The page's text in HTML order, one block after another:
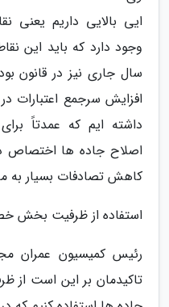
ایی بالایی داریم یعنی
وجود دارد که باید این
سال جاری نیز در قانون
داشته ایم که عمدتاً
اصلاح جاده ها اختصاص
کاهش تصادفات بسیار به
استفاده از ظرفیت بخش
رئیس کمیسیون عمران
تاکیدمان بر این است